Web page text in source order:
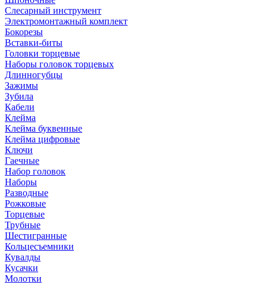
Слесарный инструмент
Электромонтажный комплект
Бокорезы
Вставки-биты
Головки торцевые
Наборы головок торцевых
Длинногубцы
Зажимы
Зубила
Кабели
Клейма
Клейма буквенные
Клейма цифровые
Ключи
Гаечные
Набор головок
Наборы
Разводные
Рожковые
Торцевые
Трубные
Шестигранные
Кольцесъемники
Кувалды
Кусачки
Молотки